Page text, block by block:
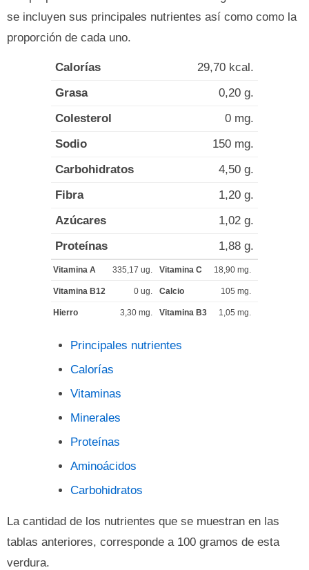
se incluyen sus principales nutrientes así como como la
proporción de cada uno.
Calorías
29,70 kcal.
Grasa
0,20 g.
Colesterol
0 mg.
Sodio
150 mg.
Carbohidratos
4,50 g.
Fibra
1,20 g.
Azúcares
1,02 g.
Proteínas
1,88 g.
Vitamina A 335,17 ug. Vitamina C 18,90 mg.
Vitamina B12 0 ug. Calcio 105 mg.
Hierro 3,30 mg. Vitamina B3 1,05 mg.
Principales nutrientes
Calorías
Vitaminas
Minerales
Proteínas
Aminoácidos
Carbohidratos
La cantidad de los nutrientes que se muestran en las
tablas anteriores, corresponde a 100 gramos de esta
verdura.